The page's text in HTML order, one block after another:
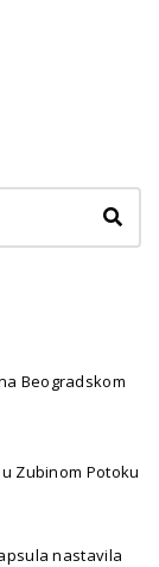
Beogradskom
Zubinom Potoku
nastavila